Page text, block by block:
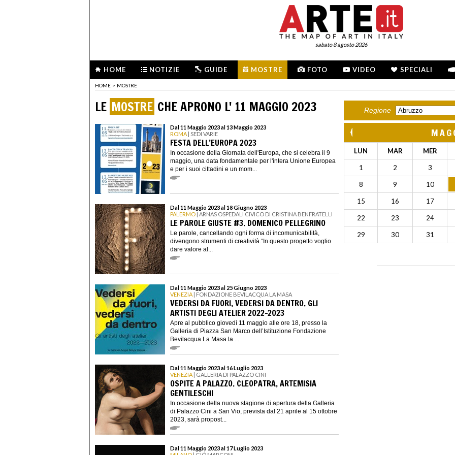
sabato 8 agosto 2026
HOME NOTIZIE GUIDE MOSTRE FOTO VIDEO SPECIALI
HOME > MOSTRE
LE MOSTRE CHE APRONO L' 11 MAGGIO 2023
Dal 11 Maggio 2023 al 13 Maggio 2023
ROMA | SEDI VARIE
FESTA DELL’EUROPA 2023
In occasione della Giornata dell'Europa, che si celebra il 9
maggio, una data fondamentale per l'intera Unione Europea
e per i suoi cittadini e un mom...
Dal 11 Maggio 2023 al 18 Giugno 2023
PALERMO | ARNAS OSPEDALI CIVICO DI CRISTINA BENFRATELLI
LE PAROLE GIUSTE #3. DOMENICO PELLEGRINO
Le parole, cancellando ogni forma di incomunicabilità,
divengono strumenti di creatività.“In questo progetto voglio
dare valore al...
Dal 11 Maggio 2023 al 25 Giugno 2023
VENEZIA | FONDAZIONE BEVILACQUA LA MASA
VEDERSI DA FUORI, VEDERSI DA DENTRO. GLI
ARTISTI DEGLI ATELIER 2022-2023
Apre al pubblico giovedì 11 maggio alle ore 18, presso la
Galleria di Piazza San Marco dell’Istituzione Fondazione
Bevilacqua La Masa la ...
Dal 11 Maggio 2023 al 16 Luglio 2023
VENEZIA | GALLERIA DI PALAZZO CINI
OSPITE A PALAZZO. CLEOPATRA, ARTEMISIA
GENTILESCHI
In occasione della nuova stagione di apertura della Galleria
di Palazzo Cini a San Vio, prevista dal 21 aprile al 15 ottobre
2023, sarà propost...
Dal 11 Maggio 2023 al 17 Luglio 2023
Regione
LUN MAR MER
1 2 3
8 9 10
15 16 17
22 23 24
29 30 31